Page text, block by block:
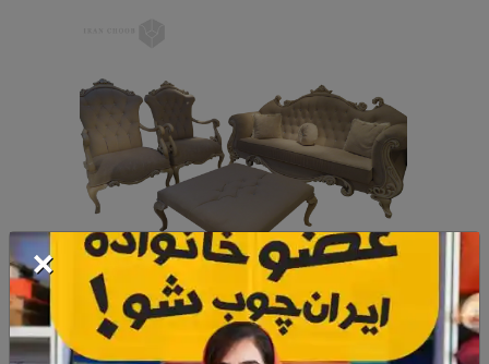
البته گفتنی است که بخش هایی مانندمبل پاسیو یا مبلمان آشپزخانه از قبیل
نهار خوری
و .... وجود دارد که که ما در این سری از مقالات در مورد مبل مناسب اتاق نشیمن
صحبت خواهیم کرد.
×